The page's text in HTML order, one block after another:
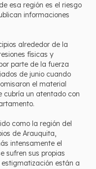
esa región es el riesgo
informaciones
alrededor de la
físicas y
parte de la fuerza
de junio cuando
el material
cubría un atentado con
como la región del
de Arauquita,
intensamente el
sufren sus propias
están a